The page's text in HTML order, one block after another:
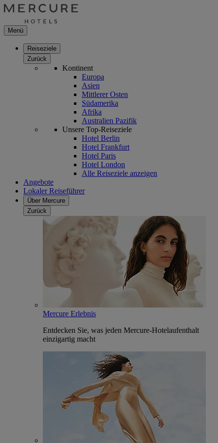
Menü
Reiseziele
Zurück
Kontinent
Europa
Asien
Mittlerer Osten
Südamerika
Afrika
Australien Pazifik
Unsere Top-Reiseziele
Hotel Berlin
Hotel Frankfurt
Hotel Paris
Hotel London
Alle Reiseziele anzeigen
Angebote
Lokaler Reiseführer
Über Mercure
Zurück
Mercure Erlebnis
Entdecken Sie, was jeden Mercure-Hotelaufenthalt
einzigartig macht